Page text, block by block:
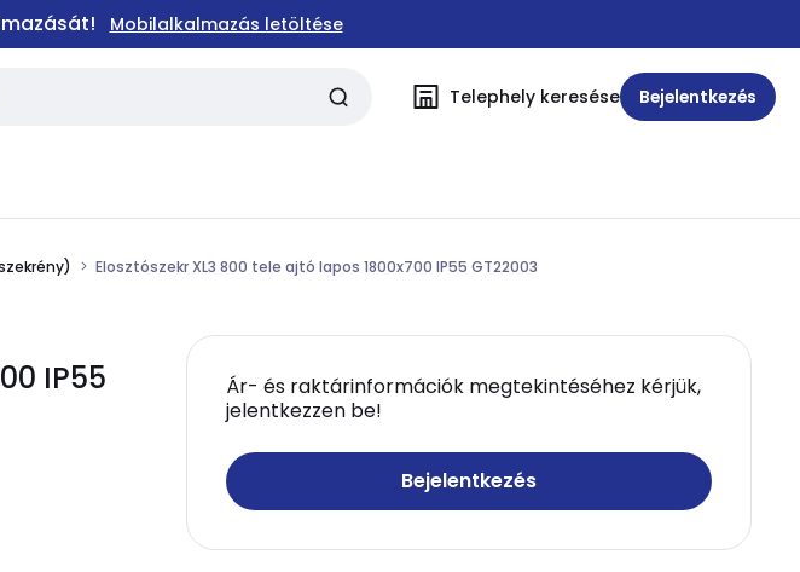
Mobilalkalmazás letöltése
Telephely keresése Bejelentkezés
Elosztószekr XL3 800 tele ajtó lapos 1800x700 IP55 GT22003
IP55
Ár- és raktárinformációk megtekintéséhez kérjük,
jelentkezzen be!
Bejelentkezés